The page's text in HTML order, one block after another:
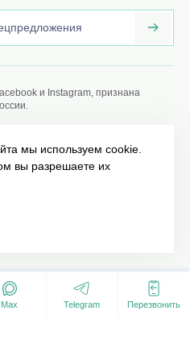
Max Telegram Перезвонить
и Instagram, признана
офертой, определяемой
ГК РФ. ИМЕЮТСЯ
СПЕЦИАЛИСТОМ.
мы используем cookie.
вы разрешаете их